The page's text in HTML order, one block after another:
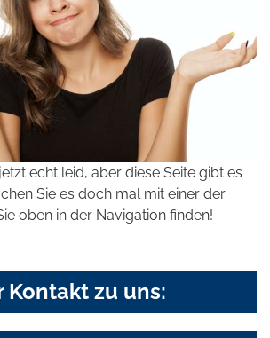
echt leid, aber diese Seite gibt es
Sie es doch mal mit einer der
oben in der Navigation finden!
Kontakt zu uns: